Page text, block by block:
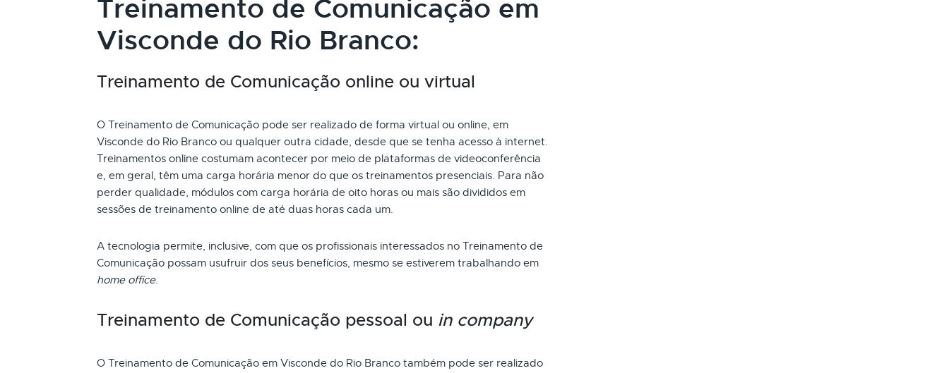
Treinamento de Comunicação em
Visconde do Rio Branco:
Treinamento de Comunicação online ou virtual
O Treinamento de Comunicação pode ser realizado de forma virtual ou online, em
Visconde do Rio Branco ou qualquer outra cidade, desde que se tenha acesso à internet.
Treinamentos online costumam acontecer por meio de plataformas de videoconferência
e, em geral, têm uma carga horária menor do que os treinamentos presenciais. Para não
perder qualidade, módulos com carga horária de oito horas ou mais são divididos em
sessões de treinamento online de até duas horas cada um.
A tecnologia permite, inclusive, com que os profissionais interessados no Treinamento de
Comunicação possam usufruir dos seus benefícios, mesmo se estiverem trabalhando em
home office.
Treinamento de Comunicação pessoal ou in company
O Treinamento de Comunicação em Visconde do Rio Branco também pode ser realizado